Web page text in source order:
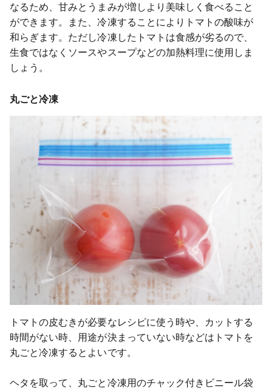
なるため、甘みとうまみが増しより美味しく食べること
ができます。また、冷凍することによりトマトの酸味が
和らぎます。ただし冷凍したトマトは食感が劣るので、
生食ではなくソースやスープなどの加熱料理に使用しま
しょう。
丸ごと冷凍
トマトの皮むきが必要なレシピに使う時や、カットする
時間がない時、用途が決まっていない時などはトマトを
丸ごと冷凍するとよいです。
ヘタを取って、丸ごと冷凍用のチャック付きビニール袋